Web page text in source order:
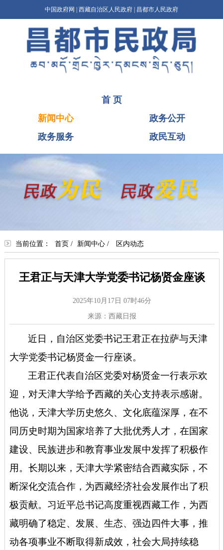
中国政府网 西藏自治区人民政府 昌都市人民政府
首 页
新闻中心
政务公开
政务服务
政民互动
当前位置： 首页 / 新闻中心/ 区内动态
王君正与天津大学党委书记杨贤金座谈
2025年10月17日 07时46分
来源：西藏日报
近日，自治区党委书记王君正在拉萨与天津
大学党委书记杨贤金一行座谈。
王君正代表自治区党委对杨贤金一行表示欢
迎，对天津大学给予西藏的关心支持表示感谢。
他说，天津大学历史悠久、文化底蕴深厚，在不
同历史时期为国家培养了大批优秀人才，在国家
建设、民族进步和教育事业发展中发挥了积极作
用。长期以来，天津大学紧密结合西藏实际，不
断深化交流合作，为西藏经济社会发展作出了积
极贡献。习近平总书记高度重视西藏工作，为西
藏明确了稳定、发展、生态、强边四件大事，推
动各项事业不断取得新成效，社会大局持续稳